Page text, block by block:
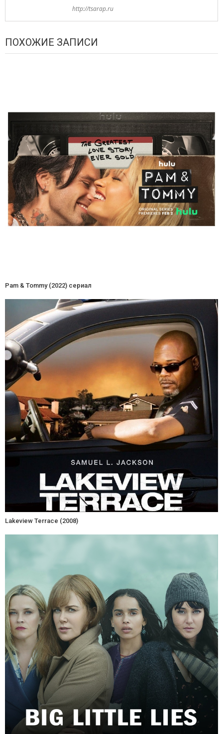
http://tsarap.ru
ПОХОЖИЕ ЗАПИСИ
Pam & Tommy (2022) сериал
Lakeview Terrace (2008)